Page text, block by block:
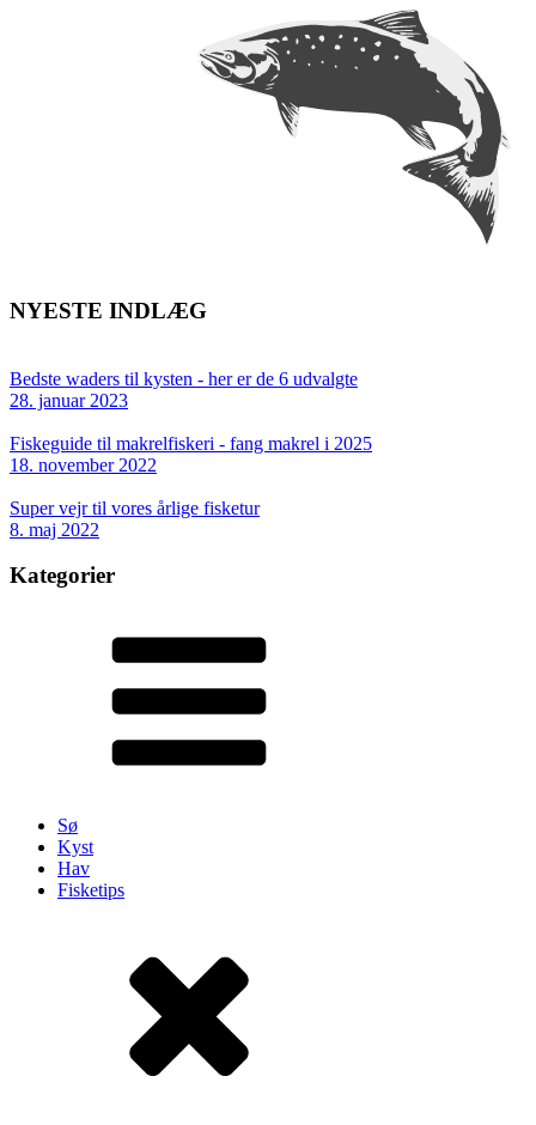
NYESTE INDLÆG
Bedste waders til kysten - her er de 6 udvalgte
28. januar 2023
Fiskeguide til makrelfiskeri - fang makrel i 2025
18. november 2022
Super vejr til vores årlige fisketur
8. maj 2022
Kategorier
Sø
Kyst
Hav
Fisketips